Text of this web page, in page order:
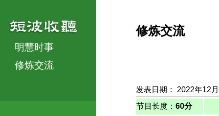
明慧时事
修炼交流
修炼交流
发表日期： 2022年12
节目长度： 60分